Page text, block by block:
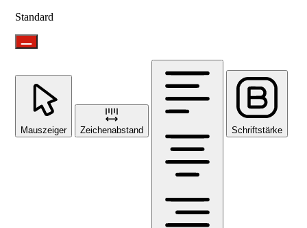
Standard
Mauszeiger Zeichenabstand Schriftstärke